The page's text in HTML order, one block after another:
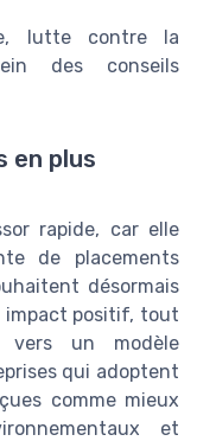
lutte contre la
des conseils
en plus
rapide, car elle
de placements
désormais
impact positif, tout
un modèle
qui adoptent
comme mieux
et